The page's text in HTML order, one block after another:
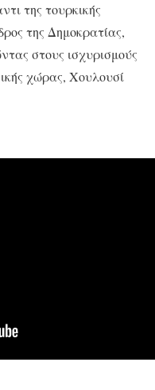
της τουρκικής
της Δημοκρατίας,
στους ισχυρισμούς
χώρας, Χουλουσί